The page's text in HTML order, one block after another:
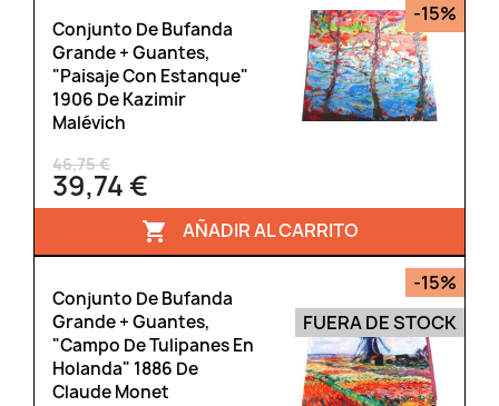
Conjunto De Bufanda
Grande + Guantes,
"Paisaje Con Estanque"
1906 De Kazimir
Malévich
46,75 €
39,74 €
-15%
 AÑADIR AL CARRITO
Conjunto De Bufanda
Grande + Guantes,
"Campo De Tulipanes En
Holanda" 1886 De
Claude Monet
-15%
FUERA DE STOCK